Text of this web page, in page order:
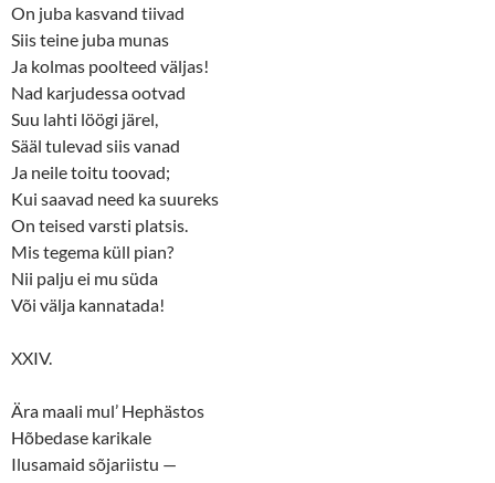
On juba kasvand tiivad
Siis teine juba munas
Ja kolmas poolteed väljas!
Nad karjudessa ootvad
Suu lahti löögi järel,
Sääl tulevad siis vanad
Ja neile toitu toovad;
Kui saavad need ka suureks
On teised varsti platsis.
Mis tegema küll pian?
Nii palju ei mu süda
Või välja kannatada!
XXIV.
Ära maali mul’ Hephästos
Hõbedase karikale
Ilusamaid sõjariistu —